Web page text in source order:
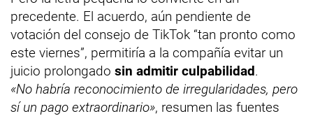
precedente. El acuerdo, aún pendiente de
votación del consejo de TikTok “tan pronto como
este viernes”, permitiría a la compañía evitar un
juicio prolongado sin admitir culpabilidad.
«No habría reconocimiento de irregularidades, pero
sí un pago extraordinario», resumen las fuentes